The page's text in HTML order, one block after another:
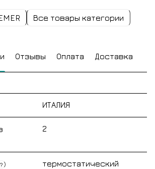
Все товары категории
Отзывы Оплата Доставка
ИТАЛИЯ
2
? термостатический